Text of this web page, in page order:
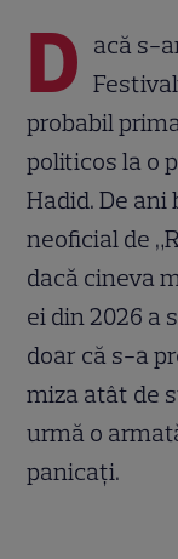
D acă s-
probabil
politicos la o
Hadid. De
neoficial de
dacă cineva
ei din 2026 a
doar că s-a
miza atât de
urmă o
panicați.